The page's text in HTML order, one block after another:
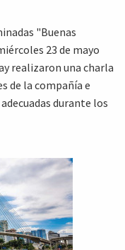
"Buenas
23 de mayo
realizaron una charla
de la compañía e
durante los